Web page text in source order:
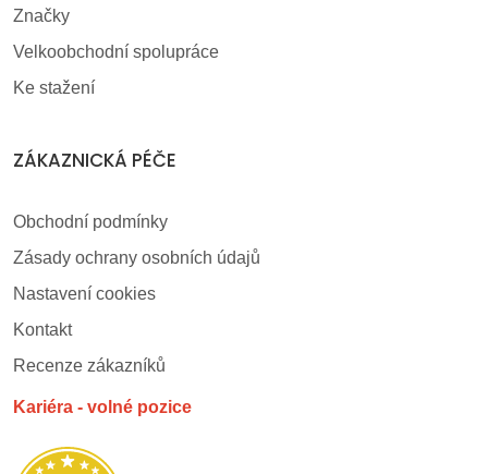
Značky
Velkoobchodní spolupráce
Ke stažení
ZÁKAZNICKÁ PÉČE
Obchodní podmínky
Zásady ochrany osobních údajů
Nastavení cookies
Kontakt
Recenze zákazníků
Kariéra - volné pozice